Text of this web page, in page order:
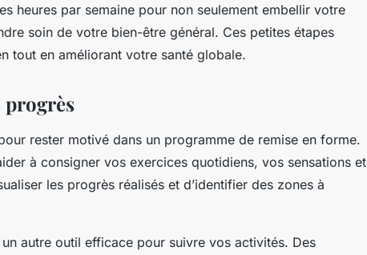
heures par semaine pour non seulement embellir votre
soin de votre bien-être général. Ces petites étapes
tout en améliorant votre santé globale.
progrès
rester motivé dans un programme de remise en forme.
à consigner vos exercices quotidiens, vos sensations et
les progrès réalisés et d’identifier des zones à
un autre outil efficace pour suivre vos activités. Des